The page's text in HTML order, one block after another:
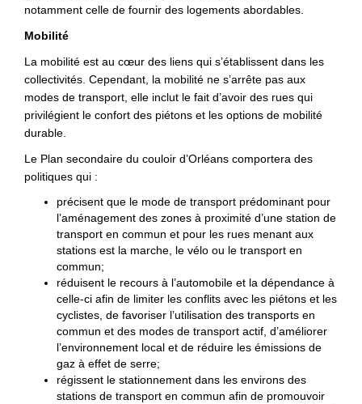
notamment celle de fournir des logements abordables.
Mobilité
La mobilité est au cœur des liens qui s’établissent dans les
collectivités. Cependant, la mobilité ne s’arrête pas aux
modes de transport, elle inclut le fait d’avoir des rues qui
privilégient le confort des piétons et les options de mobilité
durable.
Le Plan secondaire du couloir d’Orléans comportera des
politiques qui :
précisent que le mode de transport prédominant pour
l’aménagement des zones à proximité d’une station de
transport en commun et pour les rues menant aux
stations est la marche, le vélo ou le transport en
commun;
réduisent le recours à l’automobile et la dépendance à
celle-ci afin de limiter les conflits avec les piétons et les
cyclistes, de favoriser l’utilisation des transports en
commun et des modes de transport actif, d’améliorer
l’environnement local et de réduire les émissions de
gaz à effet de serre;
régissent le stationnement dans les environs des
stations de transport en commun afin de promouvoir